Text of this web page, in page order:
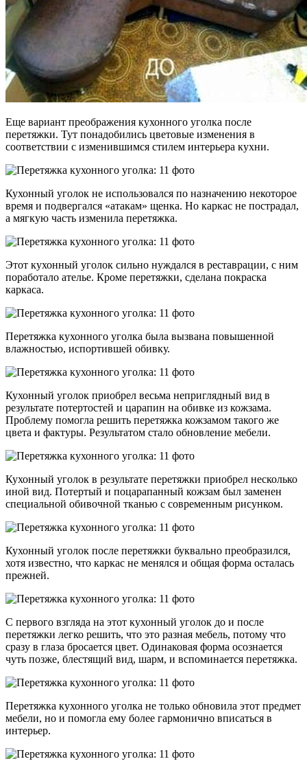
Еще вариант преображения кухонного уголка после
перетяжки. Тут понадобились цветовые изменения в
соответствии с изменившимся стилем интерьера кухни.
Кухонный уголок не использовался по назначению некоторое
время и подвергался «атакам» щенка. Но каркас не пострадал,
а мягкую часть изменила перетяжка.
Этот кухонный уголок сильно нуждался в реставрации, с ним
поработало ателье. Кроме перетяжки, сделана покраска
каркаса.
Перетяжка кухонного уголка была вызвана повышенной
влажностью, испортившей обивку.
Кухонный уголок приобрел весьма неприглядный вид в
результате потертостей и царапин на обивке из кожзама.
Проблему помогла решить перетяжка кожзамом такого же
цвета и фактуры. Результатом стало обновление мебели.
Кухонный уголок в результате перетяжки приобрел несколько
иной вид. Потертый и поцарапанный кожзам был заменен
специальной обивочной тканью с современным рисунком.
Кухонный уголок после перетяжки буквально преобразился,
хотя известно, что каркас не менялся и общая форма осталась
прежней.
С первого взгляда на этот кухонный уголок до и после
перетяжки легко решить, что это разная мебель, потому что
сразу в глаза бросается цвет. Одинаковая форма осознается
чуть позже, блестящий вид, шарм, и вспоминается перетяжка.
Перетяжка кухонного уголка не только обновила этот предмет
мебели, но и помогла ему более гармонично вписаться в
интерьер.